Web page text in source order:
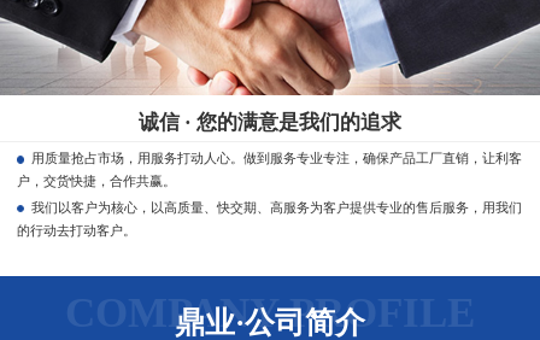
诚信 · 您的满意是我们的追求
用质量抢占市场，用服务打动人心。做到服务专业专注，确保产品工厂直销，让利客
户，交货快捷，合作共赢。
我们以客户为核心，以高质量、快交期、高服务为客户提供专业的售后服务，用我们
的行动去打动客户。
COMPANY PROFILE
鼎业·公司简介